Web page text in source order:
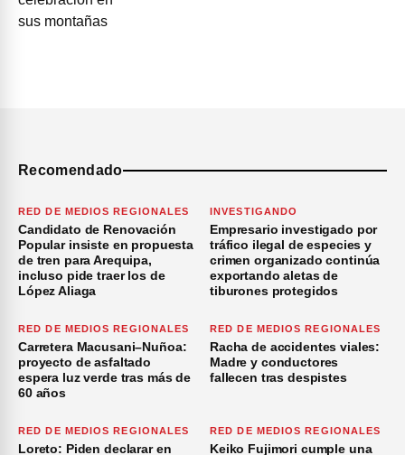
Recomendado
RED DE MEDIOS REGIONALES
Candidato de Renovación
Popular insiste en propuesta
de tren para Arequipa,
incluso pide traer los de
López Aliaga
INVESTIGANDO
Empresario investigado por
tráfico ilegal de especies y
crimen organizado continúa
exportando aletas de
tiburones protegidos
RED DE MEDIOS REGIONALES
Carretera Macusani–Nuñoa:
proyecto de asfaltado
espera luz verde tras más de
60 años
RED DE MEDIOS REGIONALES
Racha de accidentes viales:
Madre y conductores
fallecen tras despistes
RED DE MEDIOS REGIONALES
Loreto: Piden declarar en
RED DE MEDIOS REGIONALES
Keiko Fujimori cumple una